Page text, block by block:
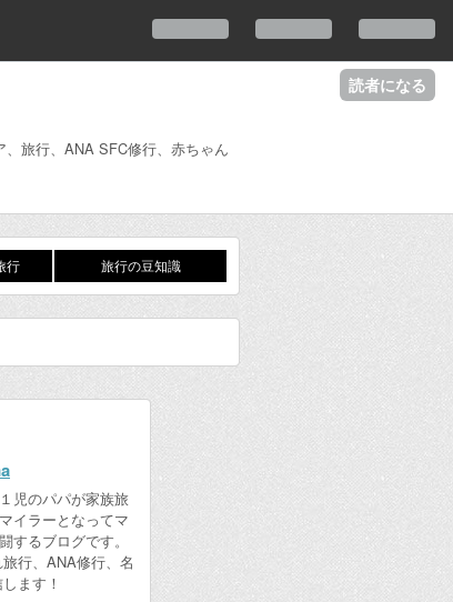
読者になる
旅行、ANA SFC修行、赤ちゃん
行 旅行の豆知識
児のパパが家族旅
イラーとなってマ
するブログです。
行、ANA修行、名
ます！